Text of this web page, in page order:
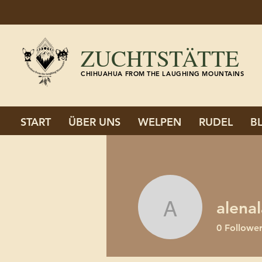
ZUCHTSTÄTTE
CHIHUAHUA FROM THE LAUGHING MOUNTAINS
START ÜBER UNS WELPEN RUDEL
0 Follower